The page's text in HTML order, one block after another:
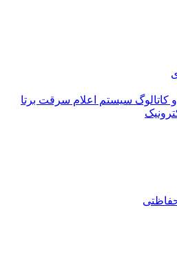
و کاتالوگ سیستم اعلام سرقت برتا